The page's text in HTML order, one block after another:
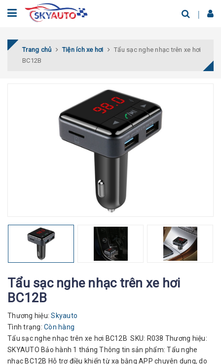
Trang chủ Tiện ích xe hơi
Tẩu sạc nghe nhạc trên xe hơi
BC12B
Tẩu sạc nghe nhạc trên xe hơi
BC12B
Thương hiệu: Skyauto
Tình trạng: Còn hàng
Tẩu sạc nghe nhạc trên xe hơi BC12B SKU: R038 Thương hiệu:
SKYAUTO Bảo hành 1 tháng Thông tin sản phẩm: Tẩu nghe
nhạc BC12B Hỗ trợ điều khiển từ xa bằng APP chuyên dụng, do